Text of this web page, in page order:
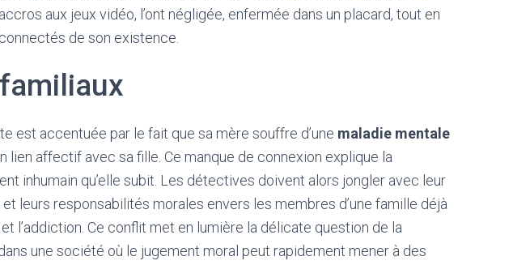
aux jeux vidéo, l’ont négligée, enfermée dans un placard, tout en
de son existence.
est accentuée par le fait que sa mère souffre d’une maladie mentale
lien affectif avec sa fille. Ce manque de connexion explique la
inhumain qu’elle subit. Les détectives doivent alors jongler avec leur
leurs responsabilités morales envers les membres d’une famille déjà
l’addiction. Ce conflit met en lumière la délicate question de la
une société où le jugement moral peut rapidement mener à des